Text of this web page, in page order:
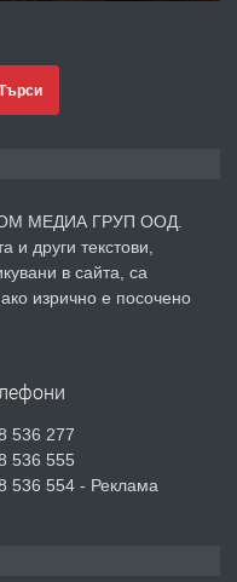
преди 3 дни
НА МЕБЕЛИ.
обзаведен
МЕДИА ГРУП ООД.
и други текстови,
в сайта, са
изрично е посочено
536 277
536 555
536 554 - Реклама